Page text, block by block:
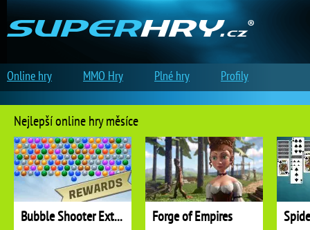
Nejlepší online hry měsíce
Bubble Shooter Extreme Forge of Empires
Online hry MMO Hry Plné hry Profily